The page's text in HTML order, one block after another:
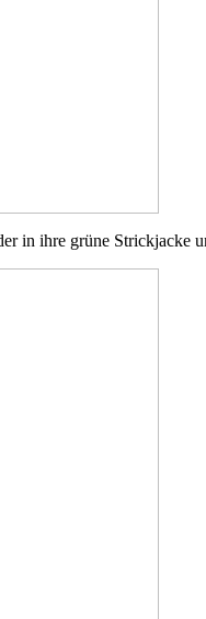
in ihre grüne Strickjacke